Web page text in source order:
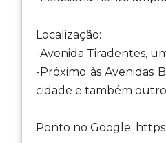
Localização:
-Avenida Tiradentes,
-Próximo às Avenidas
cidade e também
Ponto no Google: